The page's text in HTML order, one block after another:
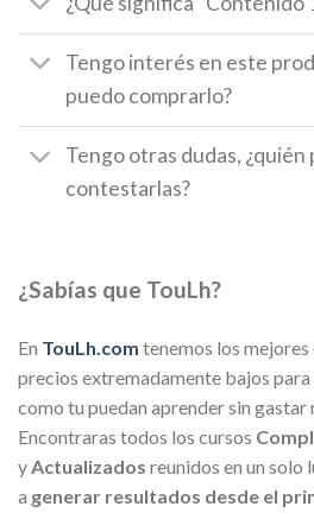
Tengo interés en este
puedo comprarlo?
Tengo otras dudas, ¿quién
contestarlas?
¿Sabías que TouLh?
En TouLh.com tenemos los mejores
precios extremadamente bajos
como tu puedan aprender sin gastar
Encontraras todos los cursos
yActualizados reunidos en un solo
a generar resultados desde el